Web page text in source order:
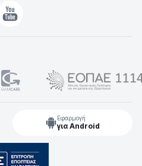
Εφαρμογή
για Android